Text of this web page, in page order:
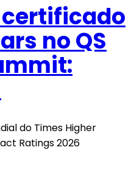
certificado
no QS